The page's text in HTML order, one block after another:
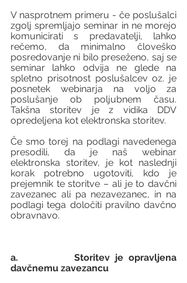
V nasprotnem primeru - če poslušalci
zgolj spremljajo seminar in ne morejo
komunicirati s predavatelji, lahko
rečemo, da minimalno človeško
posredovanje ni bilo preseženo, saj se
seminar lahko odvija ne glede na
spletno prisotnost poslušalcev oz. je
posnetek webinarja na voljo za
poslušanje ob poljubnem času.
Takšna storitev je z vidika DDV
opredeljena kot elektronska storitev.
Če smo torej na podlagi navedenega
presodili, da je naš webinar
elektronska storitev, je kot naslednji
korak potrebno ugotoviti, kdo je
prejemnik te storitve – ali je to davčni
zavezanec ali pa nezavezanec, in na
podlagi tega določiti pravilno davčno
obravnavo.
a.           Storitev je opravljena
davčnemu zavezancu